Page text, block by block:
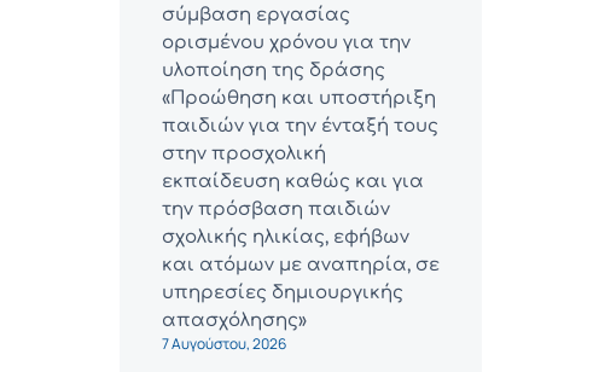
σύμβαση εργασίας
ορισμένου χρόνου για την
υλοποίηση της δράσης
«Προώθηση και υποστήριξη
παιδιών για την ένταξή τους
στην προσχολική
εκπαίδευση καθώς και για
την πρόσβαση παιδιών
σχολικής ηλικίας, εφήβων
και ατόμων με αναπηρία, σε
υπηρεσίες δημιουργικής
απασχόλησης»
7 Αυγούστου, 2026